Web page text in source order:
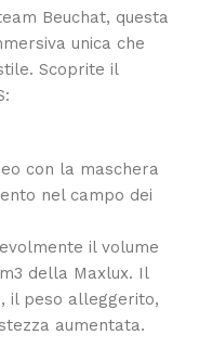
Beuchat, questa
unica che
Scoprite il
con la maschera
nel campo dei
il volume
della Maxlux. Il
il peso alleggerito,
aumentata.